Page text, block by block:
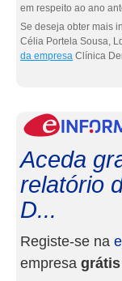
em respeito ao ano
Se deseja obter mais
Célia Portela Sousa,
da empresa Clínica
Aceda
relatório
D...
Registe-se na
empresa grátis